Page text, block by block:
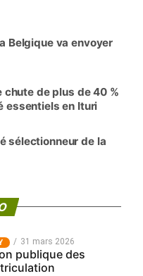
Belgique va envoyer
chute de plus de 40 %
essentiels en Ituri
sélectionneur de la
31 mars 2026
publique des